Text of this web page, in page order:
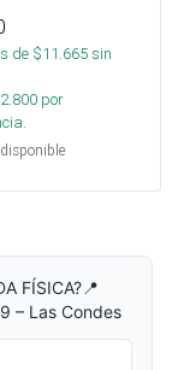
de $11.665sin
2.800 por
disponible
FÍSICA?📍
– Las Condes